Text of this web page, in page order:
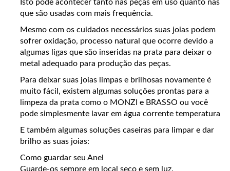
Isto pode acontecer tanto nas peças em uso quanto nas
que são usadas com mais frequência.
Mesmo com os cuidados necessários suas joias podem
sofrer oxidação, processo natural que ocorre devido a
algumas ligas que são inseridas na prata para deixar o
metal adequado para produção das peças.
Para deixar suas joias limpas e brilhosas novamente é
muito fácil, existem algumas soluções prontas para a
limpeza da prata como o MONZI e BRASSO ou você
pode simplesmente lavar em água corrente temperatura
E também algumas soluções caseiras para limpar e dar
brilho as suas joias:
Como guardar seu Anel
Guarde-os sempre em local seco e sem luz.